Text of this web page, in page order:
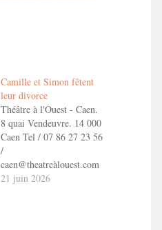
Camille et Simon fêtent
leur divorce
Théâtre à l'Ouest - Caen.
8 quai Vendeuvre. 14 000
Caen Tel / 07 86 27 23 56
/
caen@theatreàlouest.com
Reservation :
21 juin 2026